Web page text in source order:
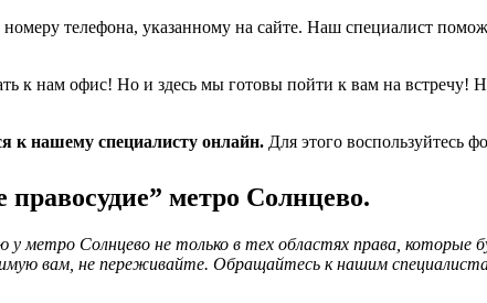
телефона, указанному на сайте. Наш специалист
к нам офис! Но и здесь мы готовы пойти к вам на встречу!
к нашему специалисту онлайн. Для этого воспользуйтесь
метро Солнцево.
у метро Солнцево не только в тех областях права,
вам, не переживайте. Обращайтесь к нашим